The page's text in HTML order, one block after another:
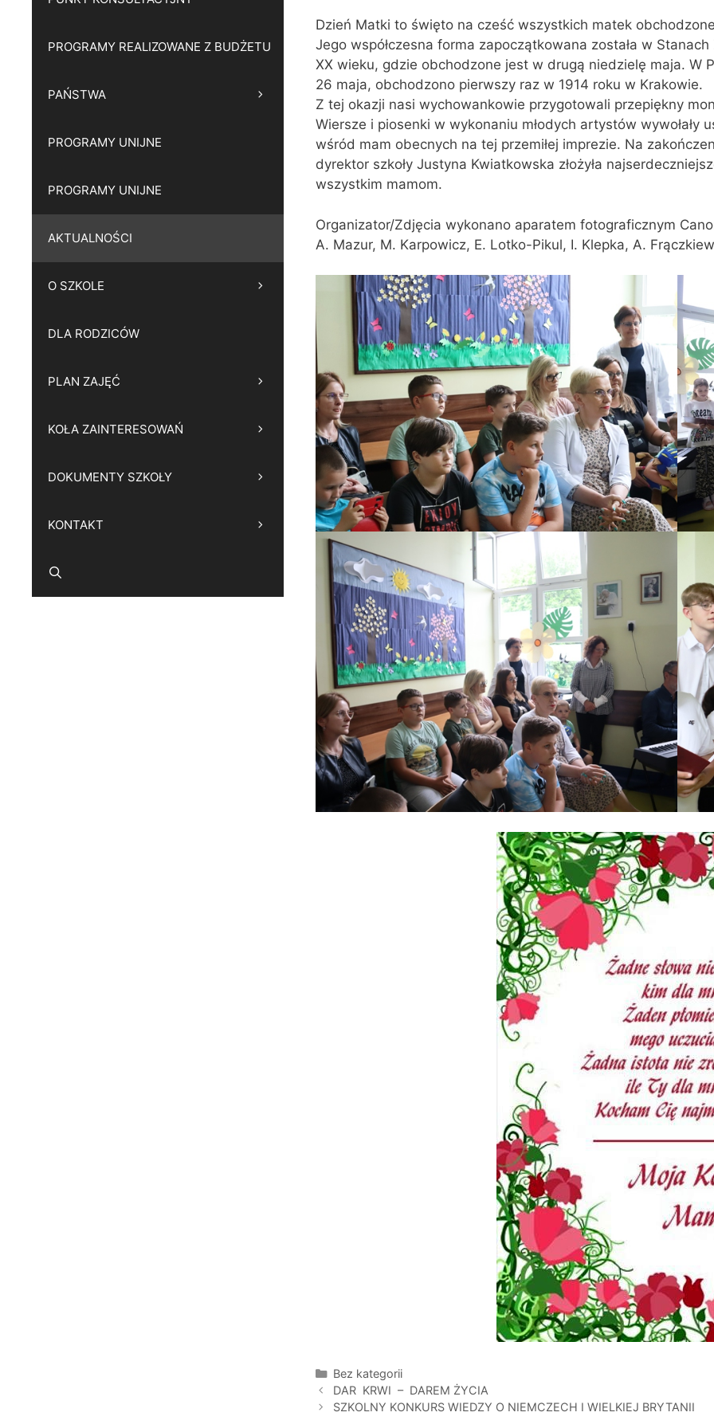
Dzień Matki to święto na cześć wszystkich matek
Jego współczesna forma zapoczątkowana została w
XX wieku, gdzie obchodzone jest w drugą niedzielę maja. W
26 maja, obchodzono pierwszy raz w 1914 roku w Krakowie.
Z tej okazji nasi wychowankowie przygotowali przepiękny
Wiersze i piosenki w wykonaniu młodych artystów wywołały
wśród mam obecnych na tej przemiłej imprezie. Na
dyrektor szkoły Justyna Kwiatkowska złożyła
wszystkim mamom.
Organizator/Zdjęcia wykonano aparatem fotograficznym
A. Mazur, M. Karpowicz, E. Lotko-Pikul, I. Klepka, A.
Kategorie
Bez kategorii
DAR KRWI – DAREM ŻYCIA
SZKOLNY KONKURS WIEDZY O NIEMCZECH I WIELKIEJ BRYTANII
PROGRAMY REALIZOWANE Z BUDŻETU
PAŃSTWA
PROGRAMY UNIJNE
PROGRAMY UNIJNE
AKTUALNOŚCI
O SZKOLE
DLA RODZICÓW
PLAN ZAJĘĆ
KOŁA ZAINTERESOWAŃ
DOKUMENTY SZKOŁY
KONTAKT